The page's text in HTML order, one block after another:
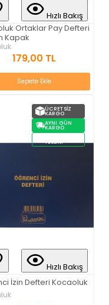
Hızlı Bakış
Ortaklar Pay Defteri
Kapak
179,00 TL
Sepete Ekle
ÜCRETSIZ
KARGO
AYNI GÜN
KARGO
TESLIM
Hızlı Bakış
İzin Defteri Kocaoluk